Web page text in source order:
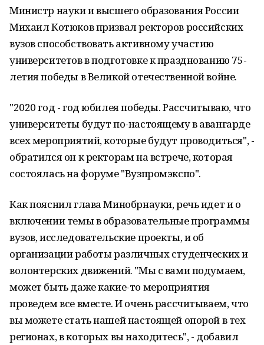
Министр науки и высшего образования России
Михаил Котюков призвал ректоров российских
вузов способствовать активному участию
университетов в подготовке к празднованию 75-
летия победы в Великой отечественной войне.
"2020 год - год юбилея победы. Рассчитываю, что
университеты будут по-настоящему в авангарде
всех мероприятий, которые будут проводиться", -
обратился он к ректорам на встрече, которая
состоялась на форуме "Вузпромэкспо".
Как пояснил глава Минобрнауки, речь идет и о
включении темы в образовательные программы
вузов, исследовательские проекты, и об
организации работы различных студенческих и
волонтерских движений. "Мы с вами подумаем,
может быть даже какие-то мероприятия
проведем все вместе. И очень рассчитываем, что
вы можете стать нашей настоящей опорой в тех
регионах, в которых вы находитесь", - добавил